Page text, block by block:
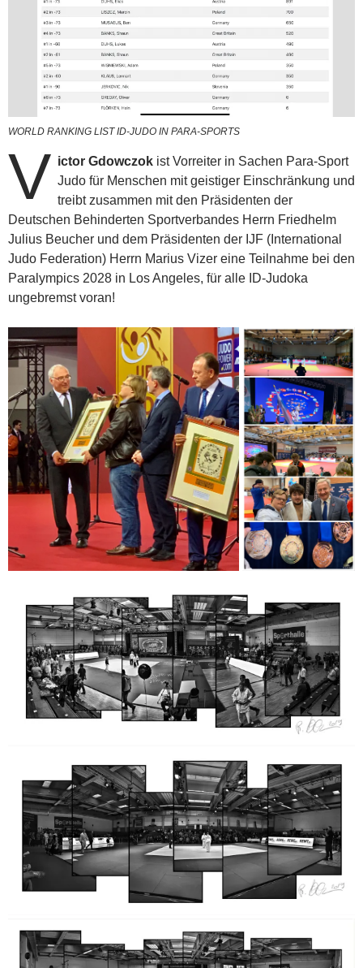
WORLD RANKING LIST ID-JUDO IN PARA-SPORTS
V ictor Gdowczok ist Vorreiter in Sachen Para-Sport
Judo für Menschen mit geistiger Einschränkung und
treibt zusammen mit den Präsidenten der
Deutschen Behinderten Sportverbandes Herrn Friedhelm
Julius Beucher und dem Präsidenten der IJF (International
Judo Federation) Herrn Marius Vizer eine Teilnahme bei den
Paralympics 2028 in Los Angeles, für alle ID-Judoka
ungebremst voran!